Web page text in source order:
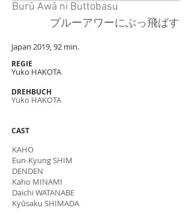
Burū Awā ni Buttobasu
ブルーアワーにぶっ飛ばす
Japan 2019, 92 min.
Yuko HAKOTA
REGIE
DREHBUCH
CAST
Yuko HAKOTA
KAHO
Eun-Kyung SHIM
DENDEN
Kaho MINAMI
Daichi WATANABE
Kyūsaku SHIMADA